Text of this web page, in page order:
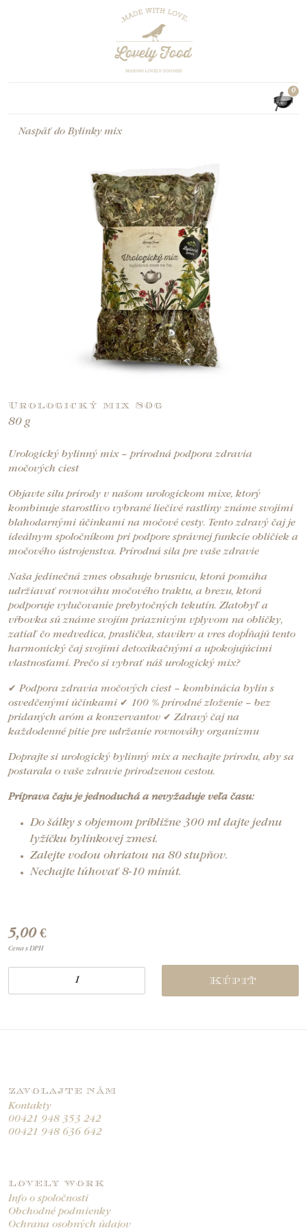
0
Naspäť do Bylinky mix
Urologický mix 80g
80 g
Urologický bylinný mix – prírodná podpora zdravia
močových ciest
Objavte silu prírody v našom urologickom mixe, ktorý
kombinuje starostlivo vybrané liečivé rastliny známe svojimi
blahodarnými účinkami na močové cesty. Tento zdravý čaj je
ideálnym spoločníkom pri podpore správnej funkcie obličiek a
močového ústrojenstva. Prírodná sila pre vaše zdravie
Naša jedinečná zmes obsahuje brusnicu, ktorá pomáha
udržiavať rovnováhu močového traktu, a brezu, ktorá
podporuje vylučovanie prebytočných tekutín. Zlatobyľ a
vŕbovka sú známe svojím priaznivým vplyvom na obličky,
zatiaľ čo medvedica, praslička, stavikrv a vres dopĺňajú tento
harmonický čaj svojimi detoxikačnými a upokojujúcimi
vlastnosťami. Prečo si vybrať náš urologický mix?
✔ Podpora zdravia močových ciest – kombinácia bylín s
osvedčenými účinkami ✔ 100 % prírodné zloženie – bez
pridaných aróm a konzervantov ✔ Zdravý čaj na
každodenné pitie pre udržanie rovnováhy organizmu
Doprajte si urologický bylinný mix a nechajte prírodu, aby sa
postarala o vaše zdravie prirodzenou cestou.
Príprava čaju je jednoduchá a nevyžaduje veľa času:
Do šálky s objemom približne 300 ml dajte jednu
lyžičku bylinkovej zmesi.
Zalejte vodou ohriatou na 80 stupňov.
Nechajte lúhovať 8-10 minút.
5,00 €
Cena s DPH
Kúpiť
ZAVOLAJTE NÁM
Kontakty
00421 948 353 242
00421 948 636 642
LOVELY WORK
Info o spoločnosti
Obchodné podmienky
Ochrana osobných údajov